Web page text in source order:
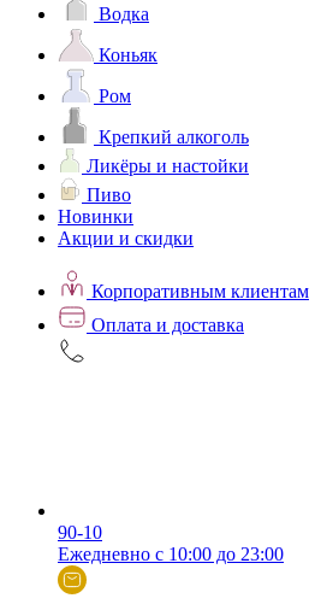
Водка
Коньяк
Ром
Крепкий алкоголь
Ликёры и настойки
Пиво
Новинки
Акции и скидки
Корпоративным клиентам
Оплата и доставка
90-10
Ежедневно с 10:00 до 23:00